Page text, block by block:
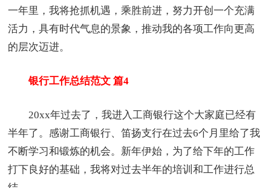
一年里，我将抢抓机遇，乘胜前进，努力开创一个充满
活力，具有时代气息的景象，推动我的各项工作向更高
的层次迈进。
银行工作总结范文 篇4
20xx年过去了，我进入工商银行这个大家庭已经有
半年了。感谢工商银行、笛扬支行在过去6个月里给了我
不断学习和锻炼的机会。新年伊始，为了给下年的工作
打下良好的基础，我将对过去半年的培训和工作进行总